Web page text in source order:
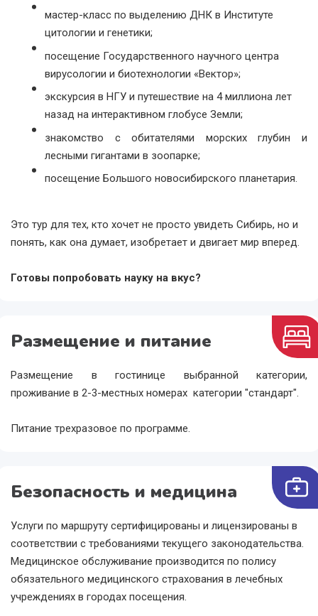
мастер-класс по выделению ДНК в Институте
цитологии и генетики;
посещение Государственного научного центра
вирусологии и биотехнологии «Вектор»;
экскурсия в НГУ и путешествие на 4 миллиона лет
назад на интерактивном глобусе Земли;
знакомство с обитателями морских глубин и
лесными гигантами в зоопарке;
посещение Большого новосибирского планетария.
Это тур для тех, кто хочет не просто увидеть Сибирь, но и
понять, как она думает, изобретает и двигает мир вперед.
Готовы попробовать науку на вкус?
Размещение и питание
Размещение в гостинице выбранной категории,
проживание в 2-3-местных номерах категории "стандарт".
Питание трехразовое по программе.
Безопасность и медицина
Услуги по маршруту сертифицированы и лицензированы в
соответствии с требованиями текущего законодательства.
Медицинское обслуживание производится по полису
обязательного медицинского страхования в лечебных
учреждениях в городах посещения.